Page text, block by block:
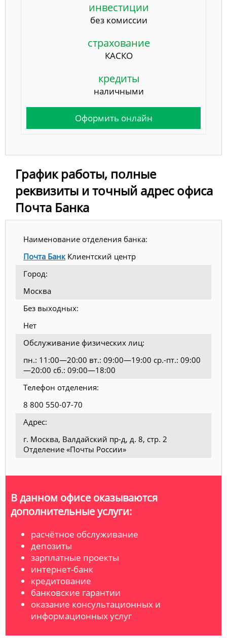
инвестиции
без комиссии
страхование
КАСКО
кредиты
наличными
Оформить онлайн
График работы, полные
реквизиты и точный адрес офиса
Почта Банка
Наименование отделения банка:
Почта БанкКлиентский центр
Город:
Москва
Без выходных:
Нет
Обслуживание физических лиц:
пн.: 11:00—20:00 вт.: 09:00—19:00 ср.-пт.: 09:00
—20:00 сб.: 09:00—18:00
Телефон отделения:
8 800 550-07-70
Адрес:
г. Москва, Валдайский пр-д, д. 8, стр. 2
Отделение «Почты России»
В данном офисе оказываются
дополнительные услуги:
расчётное обслуживание
депозиты
зарплатные проекты
интернет-банк
кредитование
банковские гарантии
оказание консультационных и
информационных услуг